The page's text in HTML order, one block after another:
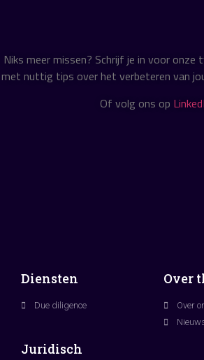
Niks meer missen? Schrijf je in voor onze
met nuttig tips over het verbeteren van
Of volg ons op
Diensten
Due diligence
Over
Over
Juridisch